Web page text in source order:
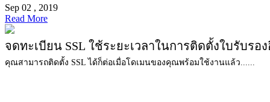
Sep 02 , 2019
Read More
จดทะเบียน SSL ใช้ระยะเวลาในการติดตั้งใบรับรอ
คุณสามารถติดตั้ง SSL ได้ก็ต่อเมื่อโดเมนของคุณพร้อมใช้งานแล้ว......